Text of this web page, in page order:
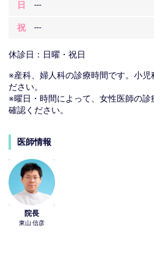
日 ---
祝 ---
休診日：日曜・祝日
※産科、婦人科の診療時間です。小児
ださい。
※曜日・時間によって、女性医師の
確認ください。
医師情報
院長
東山 信彦